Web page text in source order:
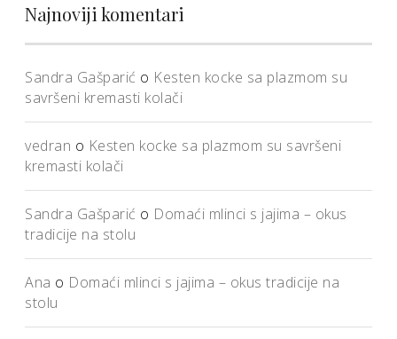
Najnoviji komentari
Sandra Gašparić o Kesten kocke sa plazmom su
savršeni kremasti kolači
vedran o Kesten kocke sa plazmom su savršeni
kremasti kolači
Sandra Gašparić o Domaći mlinci s jajima – okus
tradicije na stolu
Ana o Domaći mlinci s jajima – okus tradicije na
stolu